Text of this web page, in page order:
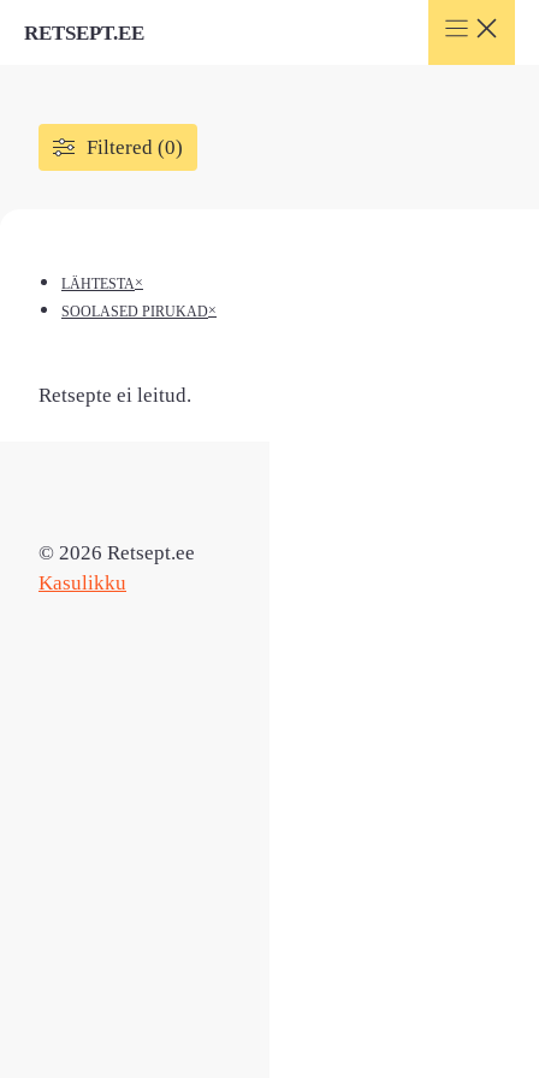
RETSEPT.EE
Filtered (0)
LÄHTESTA×
SOOLASED PIRUKAD×
Retsepte ei leitud.
© 2026 Retsept.ee
Kasulikku